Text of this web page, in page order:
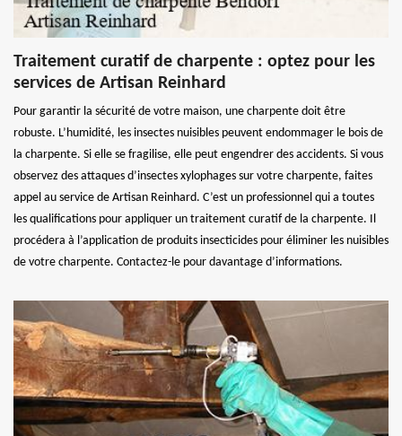
Traitement curatif de charpente : optez pour les
services de Artisan Reinhard
Pour garantir la sécurité de votre maison, une charpente doit être
robuste. L’humidité, les insectes nuisibles peuvent endommager le bois de
la charpente. Si elle se fragilise, elle peut engendrer des accidents. Si vous
observez des attaques d’insectes xylophages sur votre charpente, faites
appel au service de Artisan Reinhard. C’est un professionnel qui a toutes
les qualifications pour appliquer un traitement curatif de la charpente. Il
procédera à l’application de produits insecticides pour éliminer les nuisibles
de votre charpente. Contactez-le pour davantage d’informations.